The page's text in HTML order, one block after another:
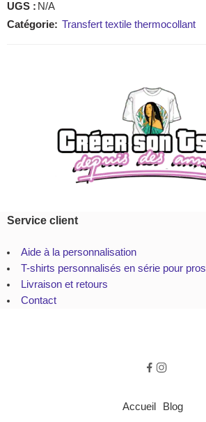
UGS : N/A
Catégorie: Transfert textile thermocollant
Service client
Aide à la personnalisation
T-shirts personnalisés en série pour pros
Livraison et retours
Contact
Accueil Blog